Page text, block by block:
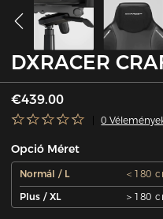
DXRACER
€439.00
0
Opció Méret
Normál / L
＜180
Plus / XL
＞180